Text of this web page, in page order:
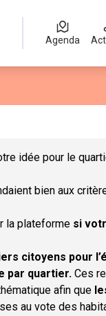
Agenda
idée pour le
bien aux
la plateforme si
citoyens pour
par quartier. Ces
afin que
au vote des